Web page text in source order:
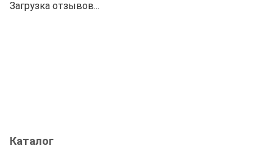
Загрузка отзывов...
Каталог